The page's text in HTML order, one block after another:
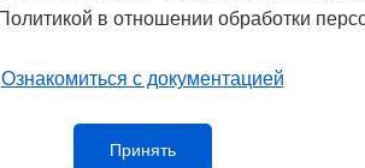
в отношении обработки
Ознакомиться с документацией
Принять